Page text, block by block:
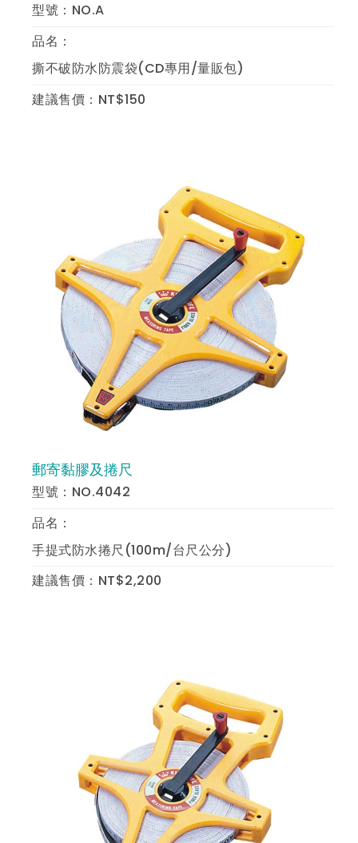
型號：NO.A
品名：
撕不破防水防震袋(CD專用/量販包)
建議售價：NT$150
郵寄黏膠及捲尺
型號：NO.4042
品名：
手提式防水捲尺(100m/台尺公分)
建議售價：NT$2,200